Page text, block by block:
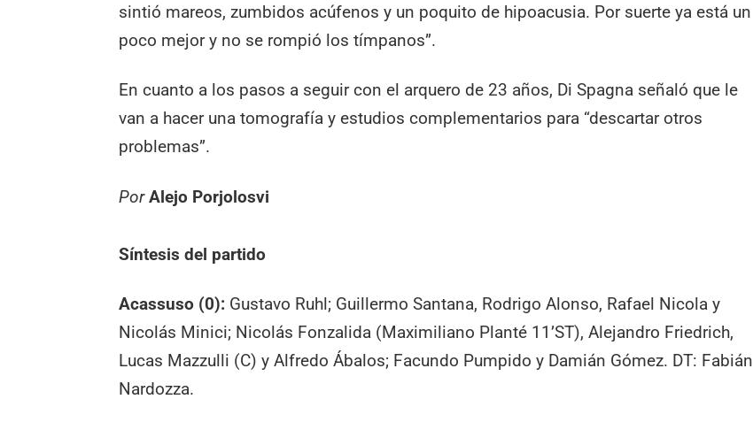
sintió mareos, zumbidos acúfenos y un poquito de hipoacusia. Por suerte ya está un
poco mejor y no se rompió los tímpanos”.
En cuanto a los pasos a seguir con el arquero de 23 años, Di Spagna señaló que le
van a hacer una tomografía y estudios complementarios para “descartar otros
problemas”.
Por Alejo Porjolosvi
Síntesis del partido
Acassuso (0): Gustavo Ruhl; Guillermo Santana, Rodrigo Alonso, Rafael Nicola y
Nicolás Minici; Nicolás Fonzalida (Maximiliano Planté 11’ST), Alejandro Friedrich,
Lucas Mazzulli (C) y Alfredo Ábalos; Facundo Pumpido y Damián Gómez. DT: Fabián
Nardozza.